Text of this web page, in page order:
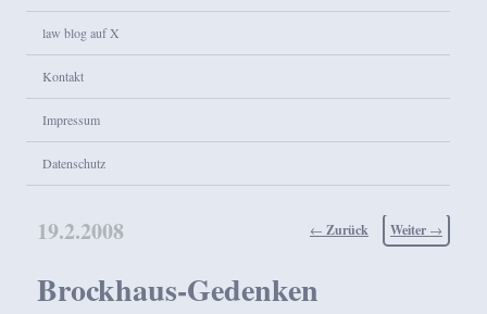
law blog auf X
Kontakt
Impressum
Datenschutz
Beitragsnavigation
← Zurück Weiter →
Brockhaus-Gedenken
19.2.2008